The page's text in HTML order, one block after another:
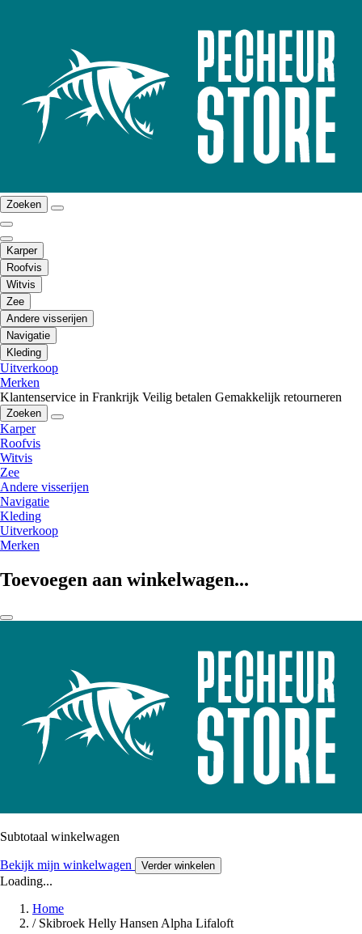
Zoeken
Karper
Roofvis
Witvis
Zee
Andere visserijen
Navigatie
Kleding
Uitverkoop
Merken
Klantenservice in Frankrijk Veilig betalen Gemakkelijk retourneren
Zoeken
Karper
Roofvis
Witvis
Zee
Andere visserijen
Navigatie
Kleding
Uitverkoop
Merken
Toevoegen aan winkelwagen...
Subtotaal winkelwagen
Bekijk mijn winkelwagen Verder winkelen
Loading...
Home
/ Skibroek Helly Hansen Alpha Lifaloft